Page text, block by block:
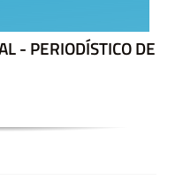
- PERIODÍSTICO DE